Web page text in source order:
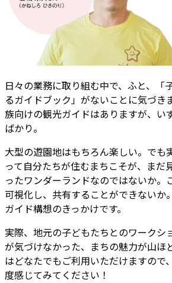
日々の業務に取り組む中で、ふと、「
るガイドブック」がないことに気づき
族向けの観光ガイドはありますが、い
ばかり。
大型の遊園地はもちろん楽しい。でも
って自分たちが住むまちこそが、まだ
ったワンダーランドなのではないか。
可視化し、共有することができないか
ガイド構想のきっかけです。
実際、地元の子どもたちとのワークシ
が気づけなかった、まちの魅力が山ほ
はどなたでもご利用いただけますので
度感じてみてください！